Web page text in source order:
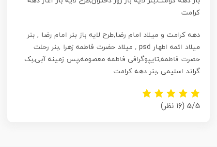
کرامت
دهه کرامت و میلاد امام رضا,طرح لایه باز بنر امام رضا , بنر
میلاد ائمه اطهار psd , میلاد حضرت فاطمه زهرا ,بنر رحلت
حضرت فاطمه,تایپوگرافی فاطمه معصومه,پس زمینه آبی,بک
گراند اسلیمی ,بنر دهه کرامت
5/5 (16 نظر)